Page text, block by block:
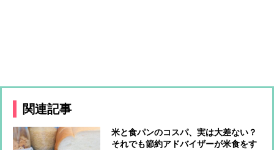
関連記事
米と食パンのコスパ、実は大差ない？
それでも節約アドバイザーが米食をす